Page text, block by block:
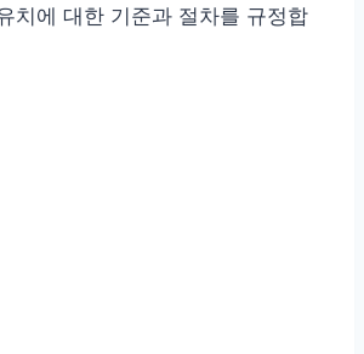
치에 대한 기준과 절차를 규정합